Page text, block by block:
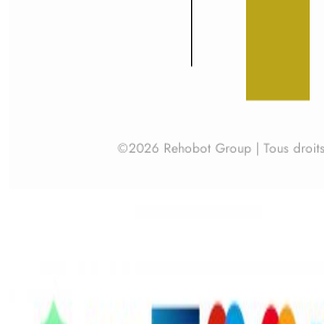
©2026 Rehobot Group | Tous